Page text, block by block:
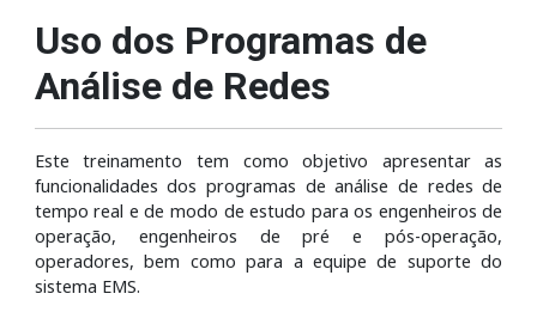
Uso dos Programas de
Análise de Redes
Este treinamento tem como objetivo apresentar as
funcionalidades dos programas de análise de redes de
tempo real e de modo de estudo para os engenheiros de
operação, engenheiros de pré e pós-operação,
operadores, bem como para a equipe de suporte do
sistema EMS.